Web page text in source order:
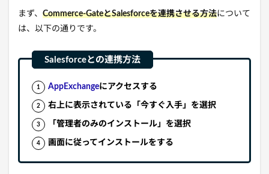
まず、 Commerce-GateとSalesforceを連携させる方法について
は、以下の通りです。
AppExchangeにアクセスする
右上に表示されている「今すぐ入手」を選択
「管理者のみのインストール」を選択
画面に従ってインストールをする